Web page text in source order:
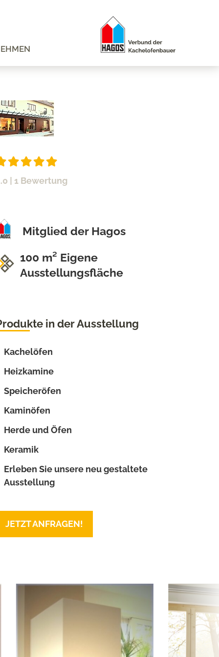
| 1 Bewertung
Mitglied der Hagos
100 m² Eigene
Ausstellungsfläche
in der Ausstellung
Kachelöfen
Heizkamine
Speicheröfen
Kaminöfen
Herde und Öfen
Keramik
Erleben Sie unsere neu gestaltete
Ausstellung
JETZT ANFRAGEN!